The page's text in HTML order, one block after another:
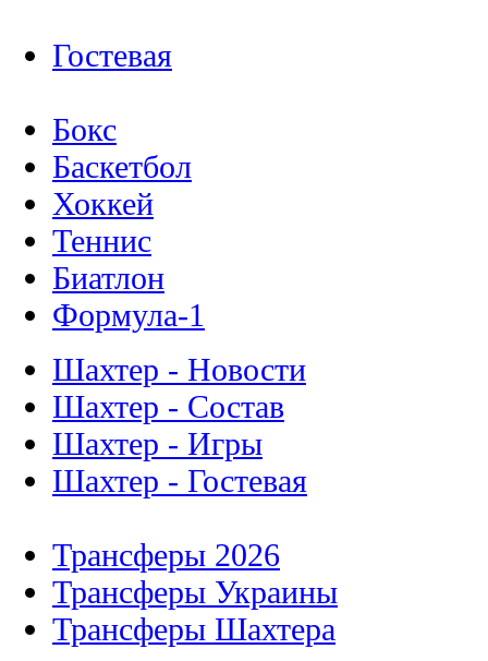
Гостевая
Бокс
Баскетбол
Хоккей
Теннис
Биатлон
Формула-1
Шахтер - Новости
Шахтер - Состав
Шахтер - Игры
Шахтер - Гостевая
Трансферы 2026
Трансферы Украины
Трансферы Шахтера